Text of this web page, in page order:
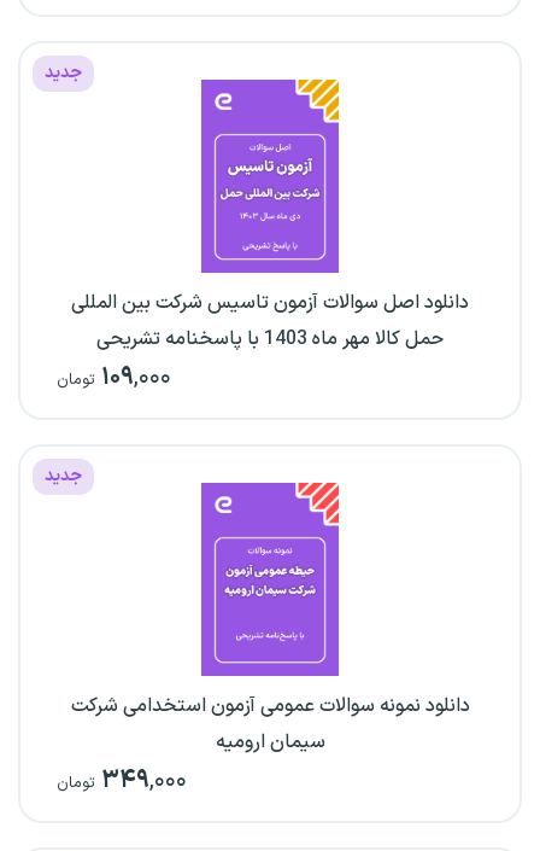
جدید
دانلود اصل سوالات آزمون تاسیس شرکت بین المللی
حمل کالا مهر ماه 1403 با پاسخنامه تشریحی
۱۰۹,۰۰۰ تومان
جدید
دانلود نمونه سوالات عمومی آزمون استخدامی شرکت
سیمان ارومیه
۳۴۹,۰۰۰ تومان